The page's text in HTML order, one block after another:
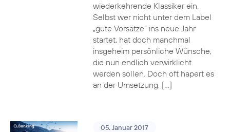
wiederkehrende Klassiker ein.
Selbst wer nicht unter dem Label
„gute Vorsätze“ ins neue Jahr
startet, hat doch manchmal
insgeheim persönliche Wünsche,
die nun endlich verwirklicht
werden sollen. Doch oft hapert es
an der Umsetzung, […]
05. Januar 2017